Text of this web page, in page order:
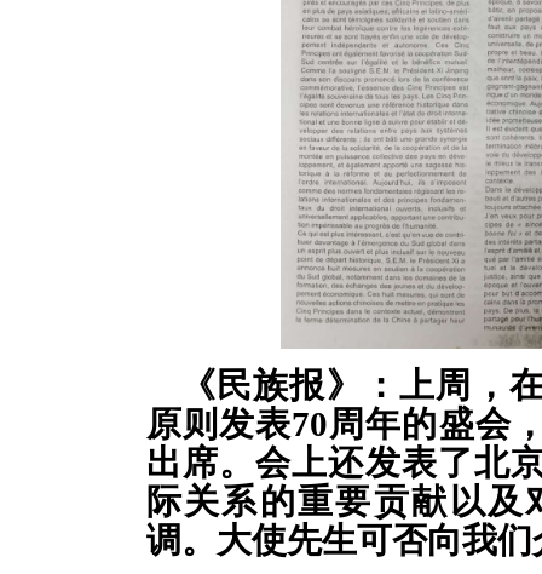
《民族报》：上周，
原则 发表70周年的盛会
出席。会上还发表了北
际关系的重要贡献以及
调 。大使先生可否向我